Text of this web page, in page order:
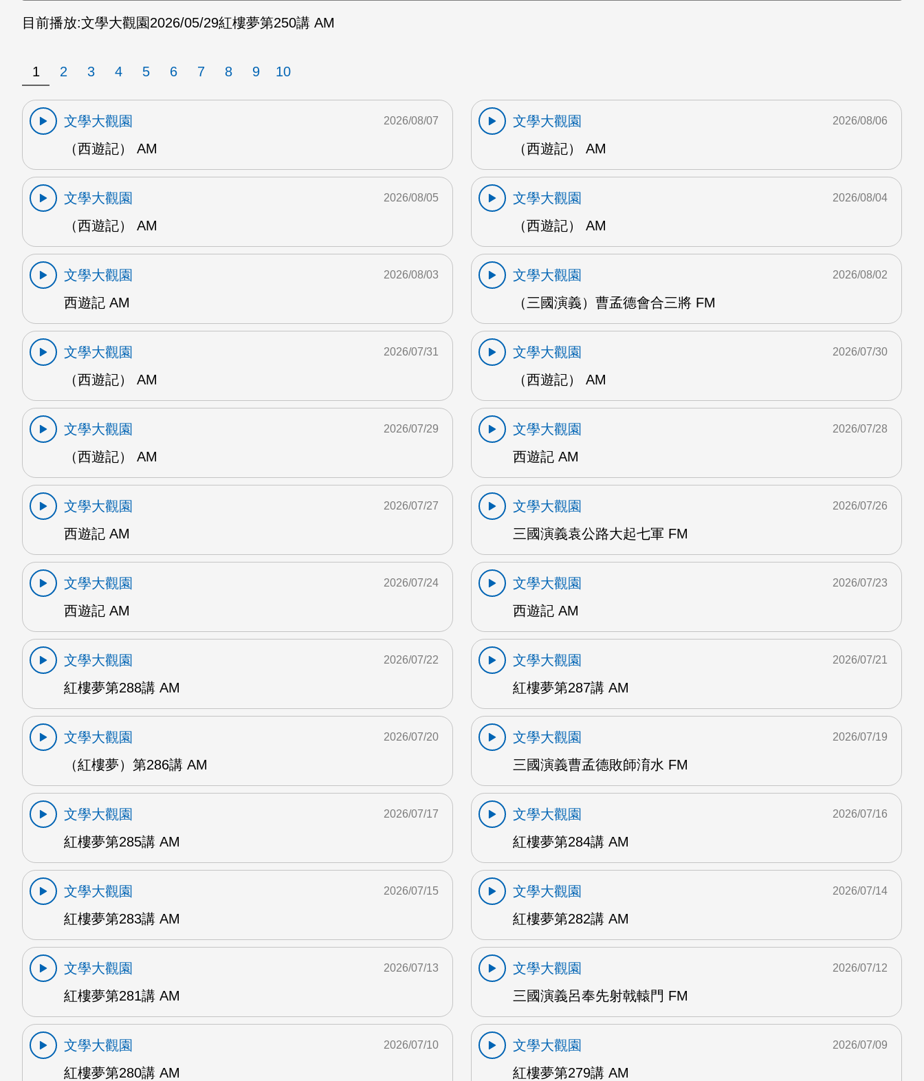
目前播放:文學大觀園2026/05/29紅樓夢第250講 AM
1 2 3 4 5 6 7 8 9 10
文學大觀園
（西遊記） AM
2026/08/07
文學大觀園
（西遊記） AM
2026/08/06
文學大觀園
（西遊記） AM
2026/08/05
文學大觀園
（西遊記） AM
2026/08/04
文學大觀園
西遊記 AM
2026/08/03
文學大觀園
（三國演義）曹孟德會合三將 FM
2026/08/02
文學大觀園
（西遊記） AM
2026/07/31
文學大觀園
（西遊記） AM
2026/07/30
文學大觀園
（西遊記） AM
2026/07/29
文學大觀園
西遊記 AM
2026/07/28
文學大觀園
西遊記 AM
2026/07/27
文學大觀園
三國演義袁公路大起七軍 FM
2026/07/26
文學大觀園
西遊記 AM
2026/07/24
文學大觀園
西遊記 AM
2026/07/23
文學大觀園
紅樓夢第288講 AM
2026/07/22
文學大觀園
紅樓夢第287講 AM
2026/07/21
文學大觀園
（紅樓夢）第286講 AM
2026/07/20
文學大觀園
三國演義曹孟德敗師淯水 FM
2026/07/19
文學大觀園
紅樓夢第285講 AM
2026/07/17
文學大觀園
紅樓夢第284講 AM
2026/07/16
文學大觀園
紅樓夢第283講 AM
2026/07/15
文學大觀園
紅樓夢第282講 AM
2026/07/14
文學大觀園
紅樓夢第281講 AM
2026/07/13
文學大觀園
三國演義呂奉先射戟轅門 FM
2026/07/12
文學大觀園
紅樓夢第280講 AM
2026/07/10
文學大觀園
紅樓夢第279講 AM
2026/07/09